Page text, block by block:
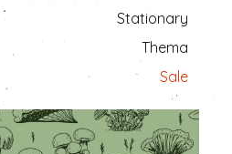
Stationary
Thema
Sale